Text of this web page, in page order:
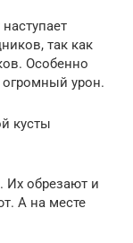
так как
Особенно
огромный урон.
кусты
Их обрезают и
А на месте